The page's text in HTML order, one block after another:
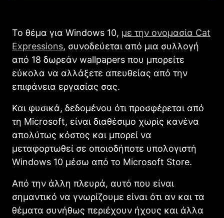
Το θέμα για Windows 10, με την ονομασία Cat
Expressions, συνοδεύεται από μια συλλογή
από 18 δωρεάν wallpapers που μπορείτε
εύκολα να αλλάξετε απευθείας από την
επιφάνεια εργασίας σας.
Και φυσικά, δεδομένου ότι προσφέρεται από
τη Microsoft, είναι διαθέσιμο χωρίς κανένα
απολύτως κόστος και μπορεί να
μεταφορτωθεί σε οποιοδήποτε υπολογιστή
Windows 10 μέσω από το Microsoft Store.
Από την άλλη πλευρά, αυτό που είναι
σημαντικό να γνωρίζουμε είναι ότι αν και τα
θέματα συνήθως περιέχουν ήχους και άλλα